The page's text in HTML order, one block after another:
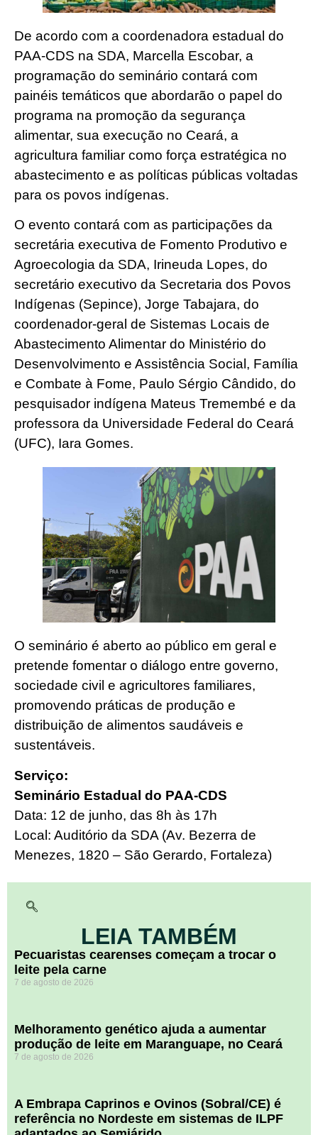
De acordo com a coordenadora estadual do
PAA-CDS na SDA, Marcella Escobar, a
programação do seminário contará com
painéis temáticos que abordarão o papel do
programa na promoção da segurança
alimentar, sua execução no Ceará, a
agricultura familiar como força estratégica no
abastecimento e as políticas públicas voltadas
para os povos indígenas.
O evento contará com as participações da
secretária executiva de Fomento Produtivo e
Agroecologia da SDA, Irineuda Lopes, do
secretário executivo da Secretaria dos Povos
Indígenas (Sepince), Jorge Tabajara, do
coordenador-geral de Sistemas Locais de
Abastecimento Alimentar do Ministério do
Desenvolvimento e Assistência Social, Família
e Combate à Fome, Paulo Sérgio Cândido, do
pesquisador indígena Mateus Tremembé e da
professora da Universidade Federal do Ceará
(UFC), Iara Gomes.
O seminário é aberto ao público em geral e
pretende fomentar o diálogo entre governo,
sociedade civil e agricultores familiares,
promovendo práticas de produção e
distribuição de alimentos saudáveis e
sustentáveis.
Serviço:
Seminário Estadual do PAA-CDS
Data: 12 de junho, das 8h às 17h
Local: Auditório da SDA (Av. Bezerra de
Menezes, 1820 – São Gerardo, Fortaleza)
LEIA TAMBÉM
Pecuaristas cearenses começam a trocar o
leite pela carne
7 de agosto de 2026
Melhoramento genético ajuda a aumentar
produção de leite em Maranguape, no Ceará
7 de agosto de 2026
A Embrapa Caprinos e Ovinos (Sobral/CE) é
referência no Nordeste em sistemas de ILPF